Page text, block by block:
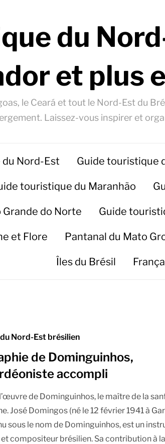
du
et plus
le Ceará et tout le Nord-Est du
Laissez-vous inspirer et
Nord-Est Guide touristique
touristique du Maranhão
do Norte Guide
et Flore Pantanal du Mato
Îles du Brésil
Nord-Est brésilien
de Dominguinhos,
accompli
de Dominguinhos, le maître de la
José Domingos (né le 12 février 1941 à
sous le nom de Dominguinhos, est un
compositeur brésilien. Sa contribution à